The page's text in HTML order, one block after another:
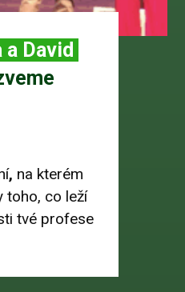
a David
, na kterém
toho, co leží
tvé profese